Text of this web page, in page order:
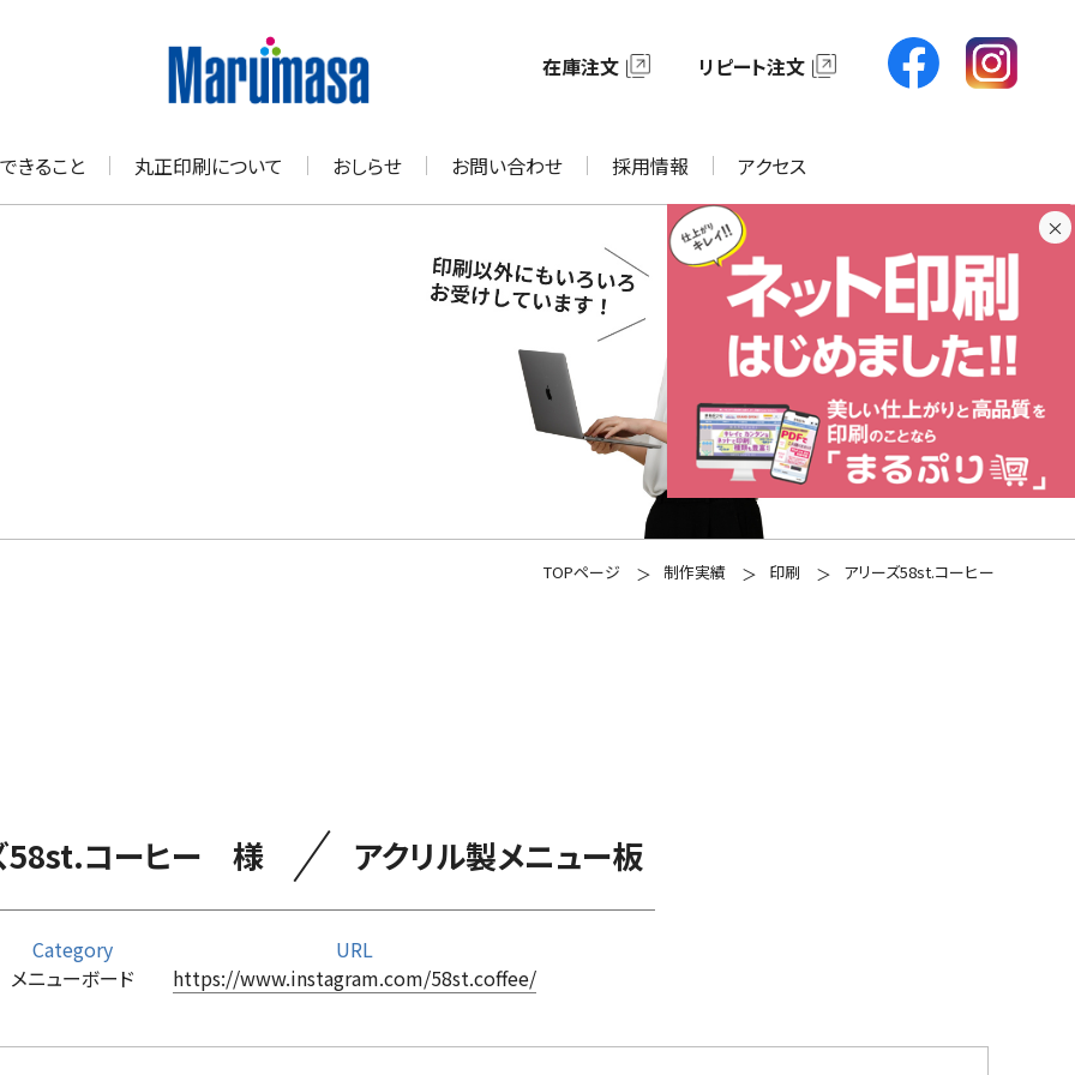
在庫注文 リピート注文
きること 丸正印刷について おしらせ お問い合わせ 採用情報 アクセス
TOPページ 制作実績 印刷 アリーズ58st.コーヒー
58st.コーヒー 様 ／ アクリル製メニュー板
Category
メニューボード
URL
https://www.instagram.com/58st.coffee/
×